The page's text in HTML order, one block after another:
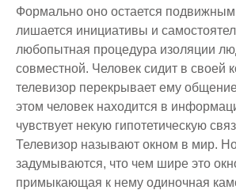
Формально оно остается
лишается инициативы и
любопытная процедура изоляции
совместной. Человек сидит в своей
телевизор перекрывает ему
этом человек находится в
чувствует некую гипотетическую
Телевизор называют окном в мир.
задумываются, что чем шире это
примыкающая к нему одиночная